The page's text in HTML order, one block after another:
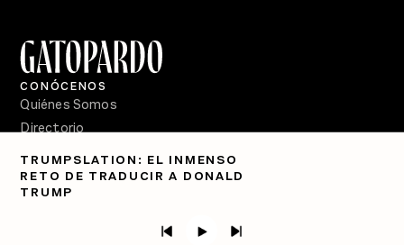
TRUMPSLATION: EL INMENSO
RETO DE TRADUCIR A DONALD
TRUMP
CONÓCENOS
Quiénes Somos
Directorio
PÓDCASTS
Semanario Gatopardo